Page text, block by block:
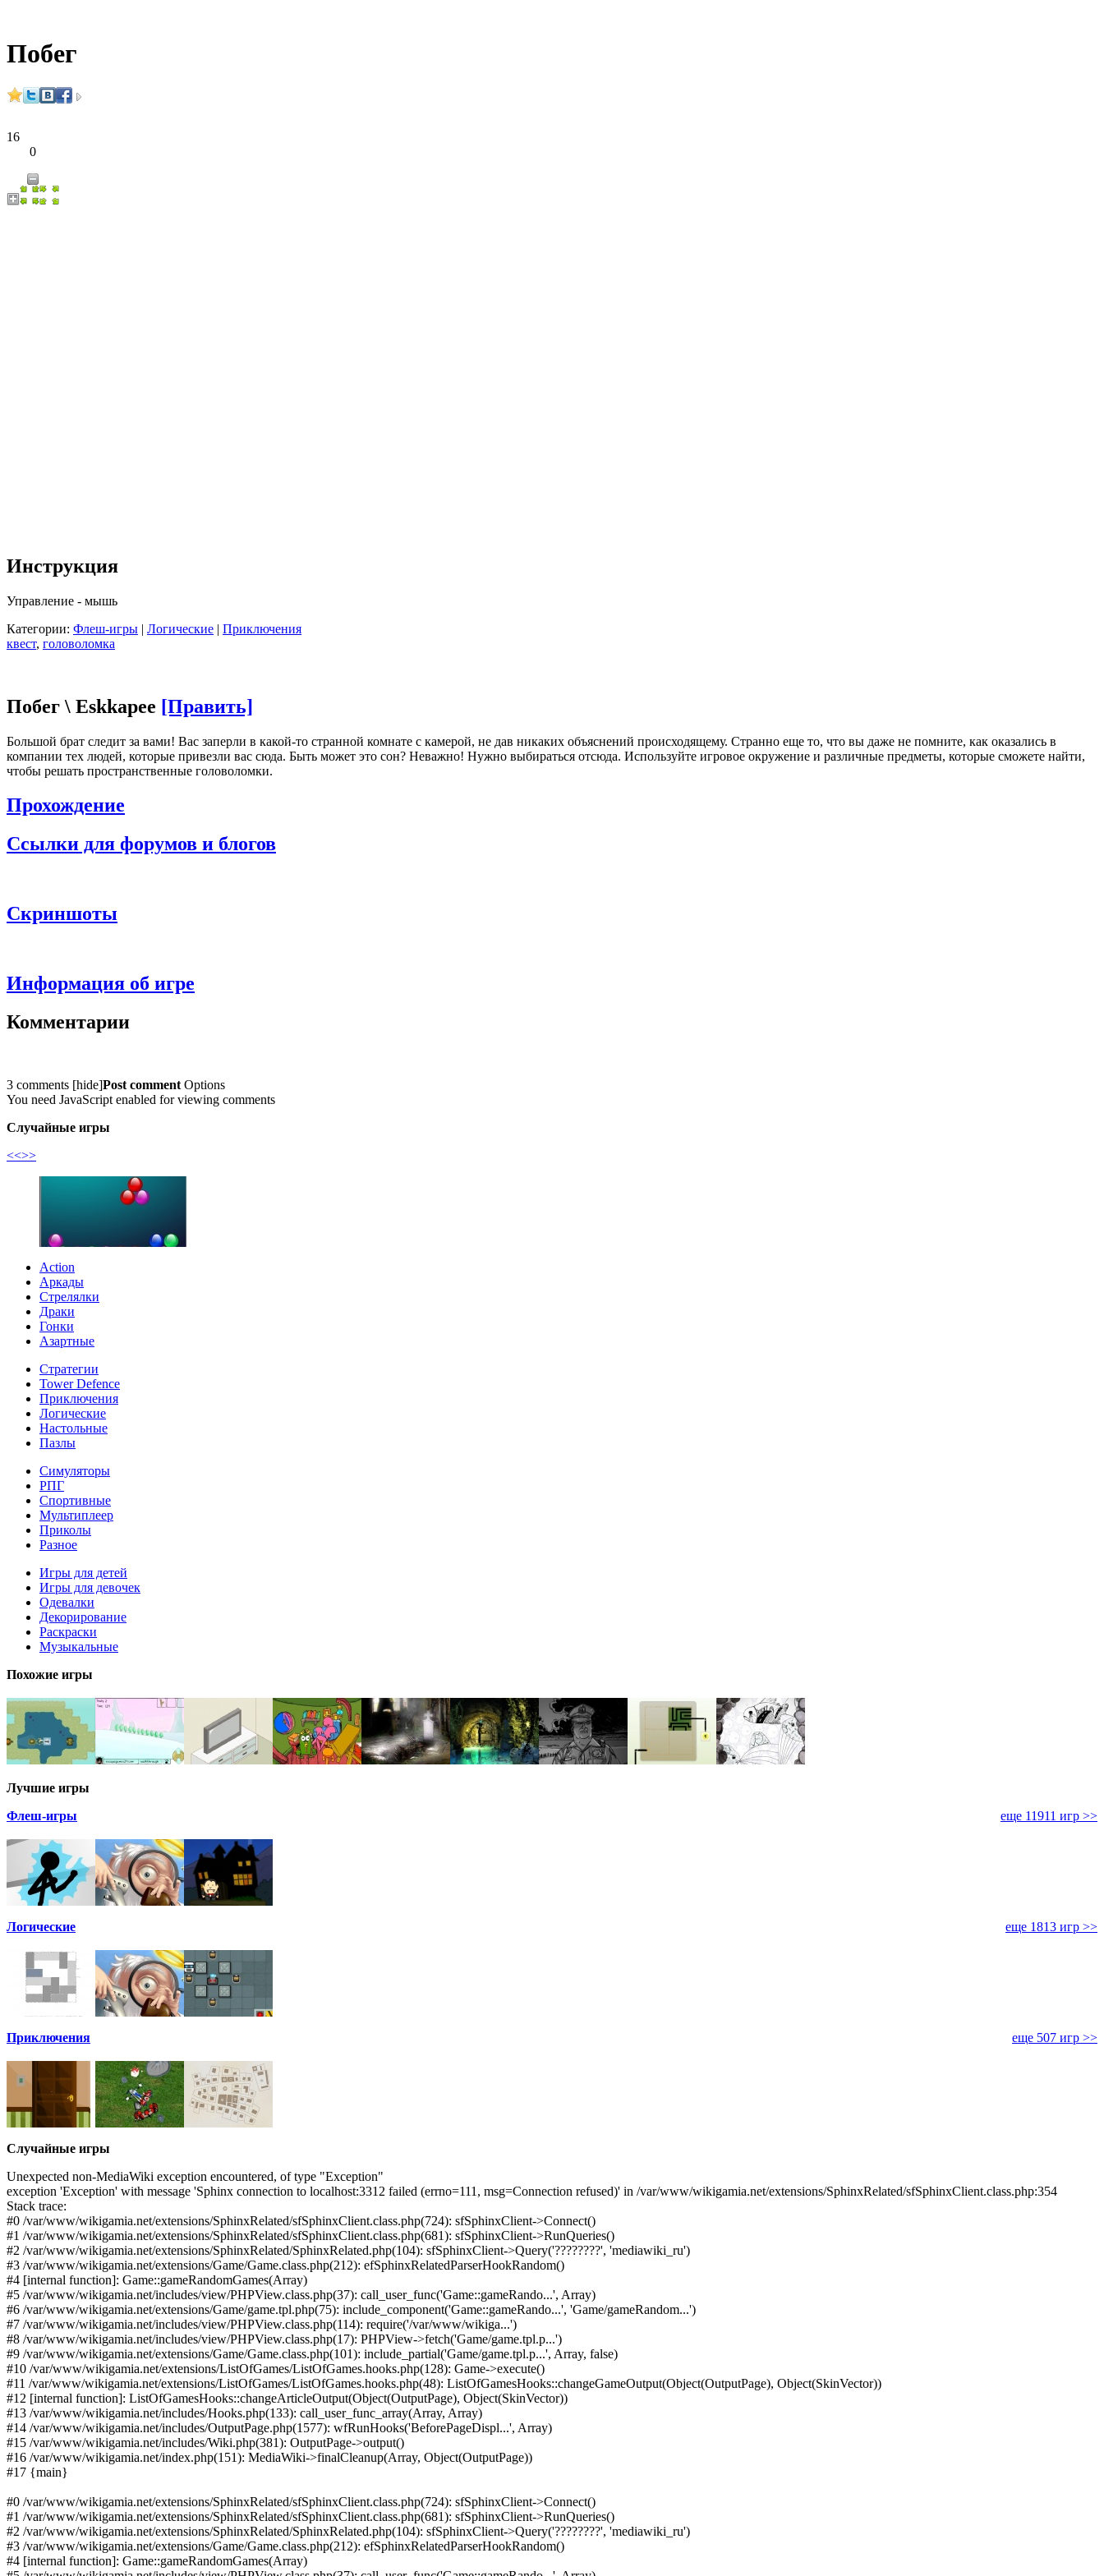
Побег
16
0
Инструкция
Управление - мышь
Категории: Флеш-игры | Логические | Приключения
квест, головоломка
Побег \ Eskkapee [Править]
Большой брат следит за вами! Вас заперли в какой-то странной комнате с камерой, не дав никаких объяснений происходящему. Странно еще то, что вы даже не помните, как оказались в
компании тех людей, которые привезли вас сюда. Быть может это сон? Неважно! Нужно выбираться отсюда. Используйте игровое окружение и различные предметы, которые сможете найти,
чтобы решать пространственные головоломки.
Прохождение
Ссылки для форумов и блогов
Скриншоты
Информация об игре
Комментарии
3 comments [hide]Post comment Options
You need JavaScript enabled for viewing comments
Случайные игры
<<>>
Action
Аркады
Стрелялки
Драки
Гонки
Азартные
Стратегии
Tower Defence
Приключения
Логические
Настольные
Пазлы
Симуляторы
РПГ
Спортивные
Мультиплеер
Приколы
Разное
Игры для детей
Игры для девочек
Одевалки
Декорирование
Раскраски
Музыкальные
Похожие игры
Лучшие игры
Флеш-игры
еще 11911 игр >>
Логические еще 1813 игр >>
Приключения еще 507 игр >>
Случайные игры
Unexpected non-MediaWiki exception encountered, of type "Exception"
exception 'Exception' with message 'Sphinx connection to localhost:3312 failed (errno=111, msg=Connection refused)' in /var/www/wikigamia.net/extensions/SphinxRelated/sfSphinxClient.class.php:354
Stack trace:
#0 /var/www/wikigamia.net/extensions/SphinxRelated/sfSphinxClient.class.php(724): sfSphinxClient->Connect()
#1 /var/www/wikigamia.net/extensions/SphinxRelated/sfSphinxClient.class.php(681): sfSphinxClient->RunQueries()
#2 /var/www/wikigamia.net/extensions/SphinxRelated/SphinxRelated.php(104): sfSphinxClient->Query('????????', 'mediawiki_ru')
#3 /var/www/wikigamia.net/extensions/Game/Game.class.php(212): efSphinxRelatedParserHookRandom()
#4 [internal function]: Game::gameRandomGames(Array)
#5 /var/www/wikigamia.net/includes/view/PHPView.class.php(37): call_user_func('Game::gameRando...', Array)
#6 /var/www/wikigamia.net/extensions/Game/game.tpl.php(75): include_component('Game::gameRando...', 'Game/gameRandom...')
#7 /var/www/wikigamia.net/includes/view/PHPView.class.php(114): require('/var/www/wikiga...')
#8 /var/www/wikigamia.net/includes/view/PHPView.class.php(17): PHPView->fetch('Game/game.tpl.p...')
#9 /var/www/wikigamia.net/extensions/Game/Game.class.php(101): include_partial('Game/game.tpl.p...', Array, false)
#10 /var/www/wikigamia.net/extensions/ListOfGames/ListOfGames.hooks.php(128): Game->execute()
#11 /var/www/wikigamia.net/extensions/ListOfGames/ListOfGames.hooks.php(48): ListOfGamesHooks::changeGameOutput(Object(OutputPage), Object(SkinVector))
#12 [internal function]: ListOfGamesHooks::changeArticleOutput(Object(OutputPage), Object(SkinVector))
#13 /var/www/wikigamia.net/includes/Hooks.php(133): call_user_func_array(Array, Array)
#14 /var/www/wikigamia.net/includes/OutputPage.php(1577): wfRunHooks('BeforePageDispl...', Array)
#15 /var/www/wikigamia.net/includes/Wiki.php(381): OutputPage->output()
#16 /var/www/wikigamia.net/index.php(151): MediaWiki->finalCleanup(Array, Object(OutputPage))
#17 {main}
#0 /var/www/wikigamia.net/extensions/SphinxRelated/sfSphinxClient.class.php(724): sfSphinxClient->Connect()
#1 /var/www/wikigamia.net/extensions/SphinxRelated/sfSphinxClient.class.php(681): sfSphinxClient->RunQueries()
#2 /var/www/wikigamia.net/extensions/SphinxRelated/SphinxRelated.php(104): sfSphinxClient->Query('????????', 'mediawiki_ru')
#3 /var/www/wikigamia.net/extensions/Game/Game.class.php(212): efSphinxRelatedParserHookRandom()
#4 [internal function]: Game::gameRandomGames(Array)